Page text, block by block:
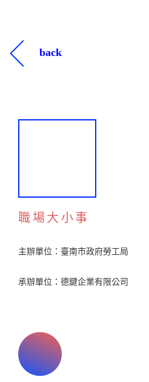
back
職場大小事
主辦單位：臺南市政府勞工局
承辦單位：德鍵企業有限公司